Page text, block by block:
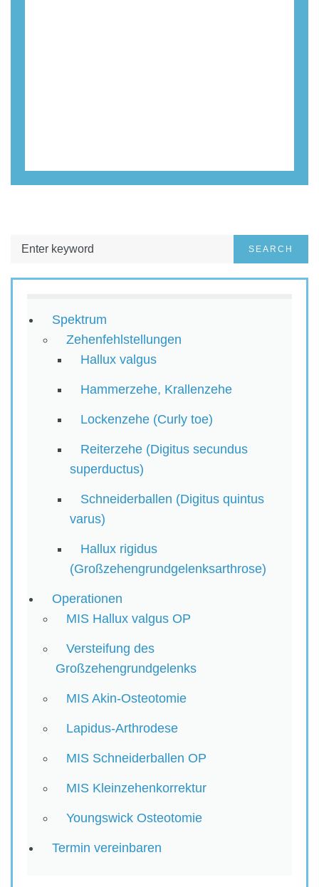
SEARCH
Spektrum
Zehenfehlstellungen
Hallux valgus
Hammerzehe, Krallenzehe
Lockenzehe (Curly toe)
Reiterzehe (Digitus secundus
superductus)
Schneiderballen (Digitus quintus
varus)
Hallux rigidus
(Großzehengrundgelenksarthrose)
Operationen
MIS Hallux valgus OP
Versteifung des
Großzehengrundgelenks
MIS Akin-Osteotomie
Lapidus-Arthrodese
MIS Schneiderballen OP
MIS Kleinzehenkorrektur
Youngswick Osteotomie
Termin vereinbaren